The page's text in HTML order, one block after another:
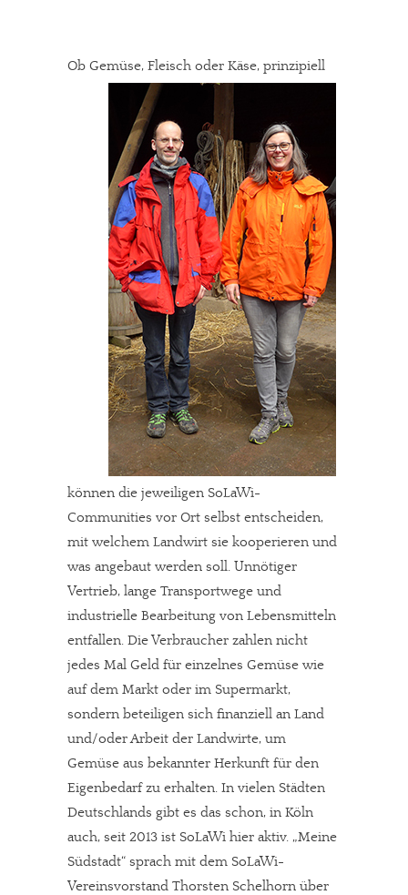
Ob Gemüse, Fleisch oder Käse, prinzipiell
können die jeweiligen SoLaWi-
Communities vor Ort selbst entscheiden,
mit welchem Landwirt sie kooperieren und
was angebaut werden soll. Unnötiger
Vertrieb, lange Transportwege und
industrielle Bearbeitung von Lebensmitteln
entfallen. Die Verbraucher zahlen nicht
jedes Mal Geld für einzelnes Gemüse wie
auf dem Markt oder im Supermarkt,
sondern beteiligen sich finanziell an Land
und/oder Arbeit der Landwirte, um
Gemüse aus bekannter Herkunft für den
Eigenbedarf zu erhalten. In vielen Städten
Deutschlands gibt es das schon, in Köln
auch, seit 2013 ist SoLaWi hier aktiv. „Meine
Südstadt“ sprach mit dem SoLaWi-
Vereinsvorstand Thorsten Schelhorn über